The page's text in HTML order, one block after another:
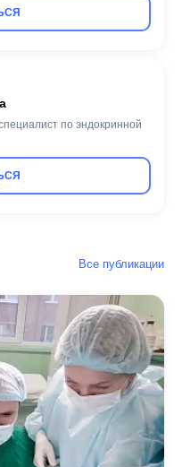
по эндокринной
Все публикации